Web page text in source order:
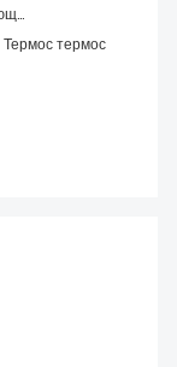
Бутылки для воды из нержавеющей стали
Термос термос